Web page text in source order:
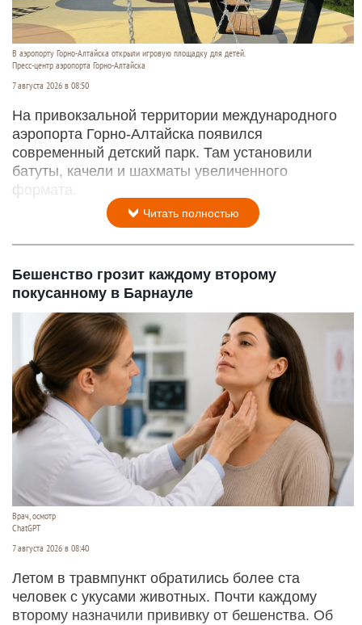
В аэропорту Горно-Алтайска открыли игровую площадку для детей.
Пресс-центр аэропорта Горно-Алтайска
7 августа 2026 в 08:50
На привокзальной территории международного
аэропорта Горно-Алтайска появился
современный детский парк. Там установили
батуты, качели и шахматы увеличенного
формата.
Читать полностью
Бешенство грозит каждому второму
покусанному в Барнауле
Врач, осмотр
ChatGPT
7 августа 2026 в 08:40
Летом в травмпункт обратились более ста
человек с укусами животных. Почти каждому
второму назначили прививку от бешенства. Об